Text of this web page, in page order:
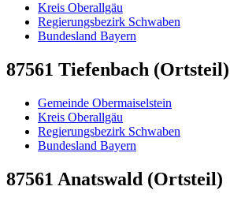
Kreis Oberallgäu
Regierungsbezirk Schwaben
Bundesland Bayern
87561 Tiefenbach (Ortsteil)
Gemeinde Obermaiselstein
Kreis Oberallgäu
Regierungsbezirk Schwaben
Bundesland Bayern
87561 Anatswald (Ortsteil)